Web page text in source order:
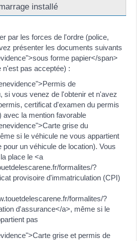
installé
par les forces de l'ordre (police,
présenter les documents suivants
forme papier</span>
n'est pas acceptée) :
de
si vous venez de l'obtenir et n'avez
certificat d'examen du permis
avec la mention favorable
grise du
si le véhicule ne vous appartient
pour un véhicule de location). Vous
place le <a
formalites/?
provisoire d'immatriculation (CPI)
formalites/?
d'assurance</a>, même si le
pas
grise et permis de